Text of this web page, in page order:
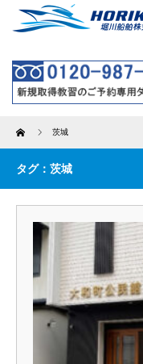
Home 茨城
タグ：茨城